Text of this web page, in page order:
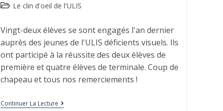
Le clin d'oeil de l'ULIS
Vingt-deux élèves se sont engagés l'an dernier
auprès des jeunes de l'ULIS déficients visuels. Ils
ont participé à la réussite des deux élèves de
première et quatre élèves de terminale. Coup de
chapeau et tous nos remerciements !
Continuer La Lecture